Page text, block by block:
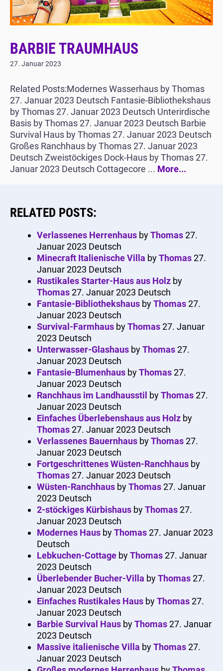
BARBIE TRAUMHAUS
27. Januar 2023
Related Posts:Modernes Wasserhaus by Thomas
27. Januar 2023 Deutsch Fantasie-Bibliothekshaus
by Thomas 27. Januar 2023 Deutsch Unterirdische
Basis by Thomas 27. Januar 2023 Deutsch Barbie
Survival Haus by Thomas 27. Januar 2023 Deutsch
Großes Ranchhaus by Thomas 27. Januar 2023
Deutsch Zweistöckiges Dock-Haus by Thomas 27.
Januar 2023 Deutsch Cottagecore ... More...
RELATED POSTS:
Verlassenes Herrenhaus byThomas27.
Januar 2023 Deutsch
Minecraft Italienische Villa byThomas27.
Januar 2023 Deutsch
Rustikales Starter-Haus aus Holz by
Thomas27. Januar 2023 Deutsch
Fantasie-Bibliothekshaus byThomas27.
Januar 2023 Deutsch
Survival-Farmhaus byThomas27. Januar
2023 Deutsch
Unterwasser-Glashaus byThomas27.
Januar 2023 Deutsch
Fantasie-Blumenhaus byThomas27.
Januar 2023 Deutsch
Ranchhaus im Landhausstil byThomas27.
Januar 2023 Deutsch
Einfaches Überlebenshaus aus Holz by
Thomas27. Januar 2023 Deutsch
Verlassenes Bauernhaus byThomas27.
Januar 2023 Deutsch
Fortgeschrittenes Wüsten-Ranchhaus by
Thomas27. Januar 2023 Deutsch
Wüsten-Ranchhaus byThomas27. Januar
2023 Deutsch
2-stöckiges Kürbishaus byThomas27.
Januar 2023 Deutsch
Modernes Haus byThomas27. Januar 2023
Deutsch
Lebkuchen-Cottage byThomas27. Januar
2023 Deutsch
Überlebender Bucher-Villa byThomas27.
Januar 2023 Deutsch
Einfaches Rustikales Haus byThomas27.
Januar 2023 Deutsch
Barbie Survival Haus byThomas27. Januar
2023 Deutsch
Massive italienische Villa byThomas27.
Januar 2023 Deutsch